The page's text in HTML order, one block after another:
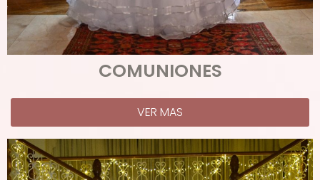
COMUNIONES
VER MAS